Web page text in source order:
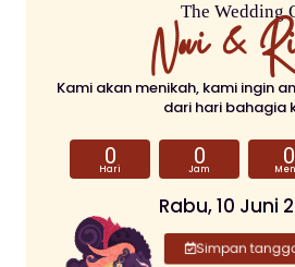
The Wedding
Novi &
Kami akan menikah, kami ingin
dari hari bahagia
0
Hari
0
Jam
0
Rabu, 10 Juni
Simpan